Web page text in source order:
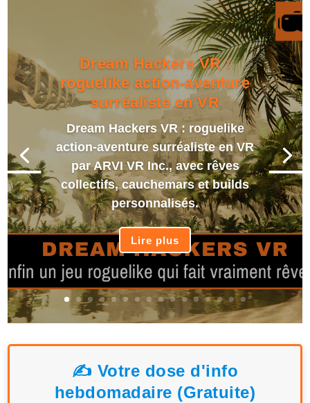
Dream Hackers VR :
roguelike action-aventure
surréaliste en VR
Dream Hackers VR : roguelike
action-aventure surréaliste en VR
par ARVI VR Inc., avec rêves
collectifs, cauchemars et builds
personnalisés.
Lire plus
✍️ Votre dose d'info
hebdomadaire (Gratuite)